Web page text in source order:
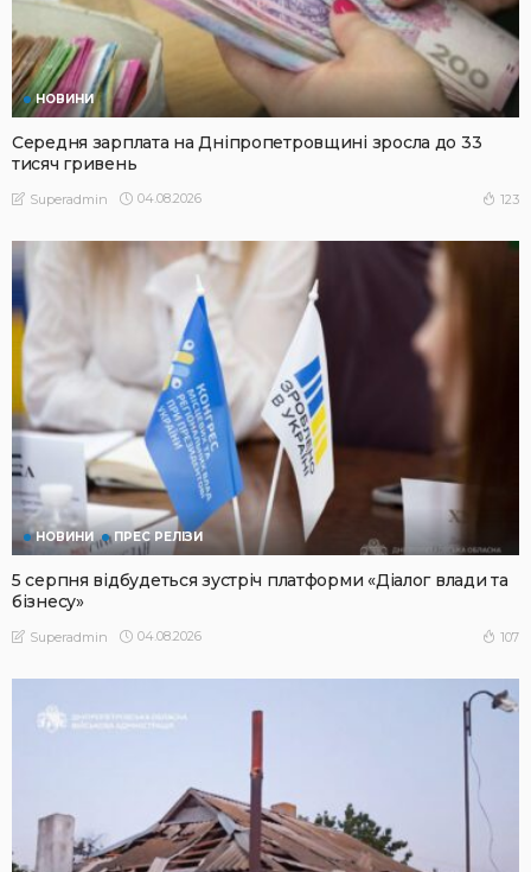
НОВИНИ
Середня зарплата на Дніпропетровщині зросла до 33
тисяч гривень
Superadmin 04.08.2026 123
НОВИНИ ПРЕС РЕЛІЗИ
5 серпня відбудеться зустріч платформи «Діалог влади та
бізнесу»
Superadmin 04.08.2026 107